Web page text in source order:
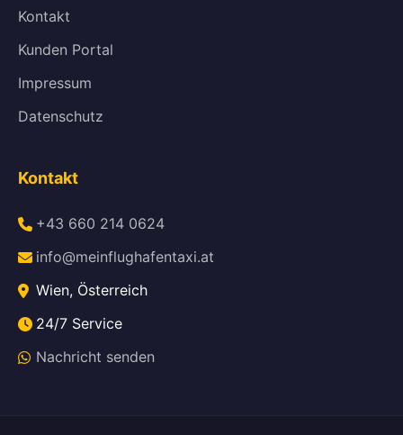
Kontakt
Kunden Portal
Impressum
Datenschutz
Kontakt
+43 660 214 0624
info@meinflughafentaxi.at
Wien, Österreich
24/7 Service
Nachricht senden